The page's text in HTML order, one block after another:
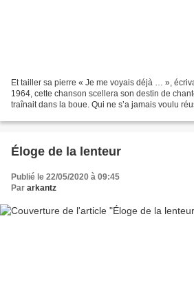
Et tailler sa pierre « Je me voyais déjà … »,
1964, cette chanson scellera son destin de
traînait dans la boue. Qui ne s’a jamais voulu
Éloge de la lenteur
Publié le 22/05/2020 à 09:45
Par arkantz